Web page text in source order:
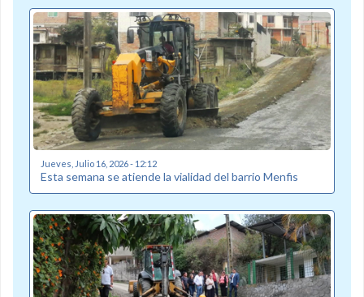
Jueves, Julio 16, 2026 - 12:12
Esta semana se atiende la vialidad del barrio Menfis